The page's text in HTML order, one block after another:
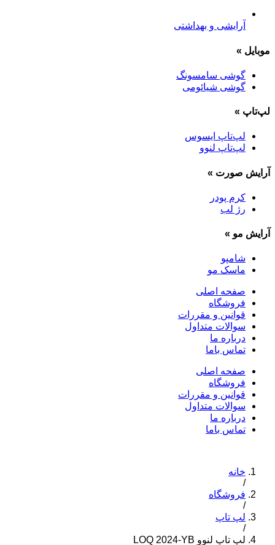
آرایشی و بهداشتی
موبایل »
گوشی سامسونگ
گوشی شیائومی
لپ‌تاپ »
لپ‌تاپ ایسوس
لپ‌تاپ لنوو
آرایش صورت »
کرم پودر
رژ لب
آرایش مو »
شامپو
ماسک مو
صفحه اصلی
فروشگاه
قوانین و مقررات
سوالات متداول
درباره ما
تماس باما
صفحه اصلی
فروشگاه
قوانین و مقررات
سوالات متداول
درباره ما
تماس باما
خانه
/
فروشگاه
/
لپ تاپ
/
لپ تاپ لنوو LOQ 2024-YB